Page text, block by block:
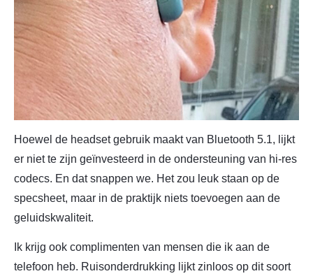
Hoewel de headset gebruik maakt van Bluetooth 5.1, lijkt
er niet te zijn geïnvesteerd in de ondersteuning van hi-res
codecs. En dat snappen we. Het zou leuk staan op de
specsheet, maar in de praktijk niets toevoegen aan de
geluidskwaliteit.
Ik krijg ook complimenten van mensen die ik aan de
telefoon heb. Ruisonderdrukking lijkt zinloos op dit soort